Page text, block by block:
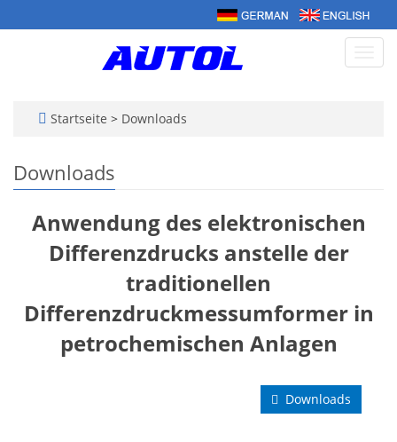
Startseite > Downloads
Downloads
Anwendung des elektronischen
Differenzdrucks anstelle der
traditionellen
Differenzdruckmessumformer in
petrochemischen Anlagen
Downloads